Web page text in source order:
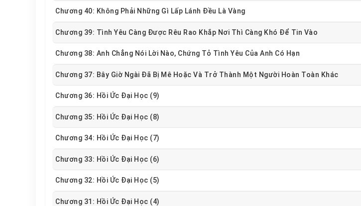
Chương 40: Không Phải Những Gì Lấp Lánh Đều Là Vàng
Chương 39: Tình Yêu Càng Được Rêu Rao Khắp Nơi Thì Càng Khó Để Tin Vào
Chương 38: Anh Chẳng Nói Lời Nào, Chứng Tỏ Tình Yêu Của Anh Có Hạn
Chương 37: Bây Giờ Ngài Đã Bị Mê Hoặc Và Trở Thành Một Người Hoàn Toàn Khác
Chương 36: Hồi Ức Đại Học (9)
Chương 35: Hồi Ức Đại Học (8)
Chương 34: Hồi Ức Đại Học (7)
Chương 33: Hồi Ức Đại Học (6)
Chương 32: Hồi Ức Đại Học (5)
Chương 31: Hồi Ức Đại Học (4)